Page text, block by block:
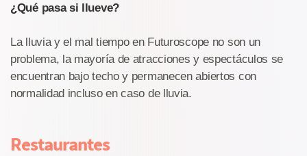
¿Qué pasa si llueve?
La lluvia y el mal tiempo en Futuroscope no son un
problema, la mayoría de atracciones y espectáculos se
encuentran bajo techo y permanecen abiertos con
normalidad incluso en caso de lluvia.
Restaurantes